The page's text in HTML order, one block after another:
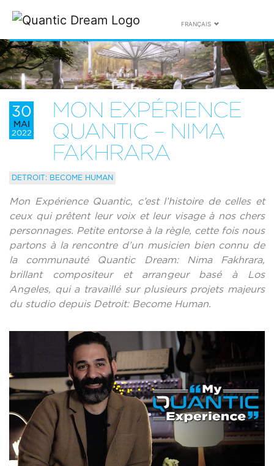
FRANÇAIS
30
MAI
2022
MON EXPÉRIENCE
QUANTIC – NIMA
FAKHRARA
DETROIT: BECOME HUMAN
Mon Expérience Quantic, c’est l’histoire de celles et
ceux qui prêtent leur voix et leur visage à nos chers
personnages. Petite entorse à la règle, cette fois nous
partons à la rencontre d’un musicien bien connu de
la communauté Quantic Dream: Nima Fakhrara,
brillant compositeur et arrangeur basé à Los
Angeles, qui a travaillé sur plusieurs projets majeurs
du studio depuis Detroit: Become Human.